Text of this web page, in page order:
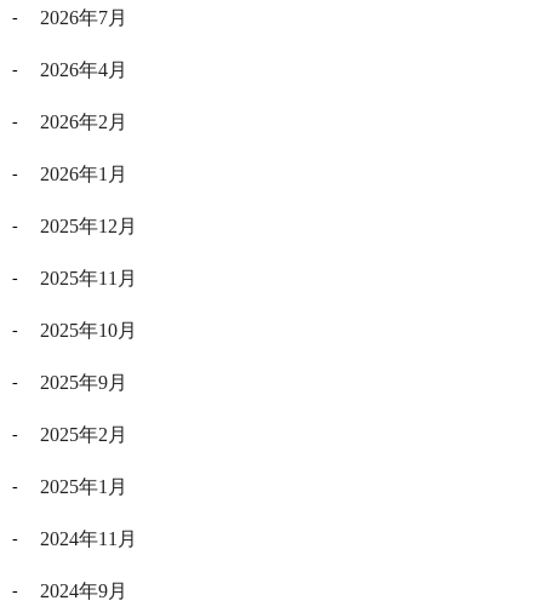
2026年7月
2026年4月
2026年2月
2026年1月
2025年12月
2025年11月
2025年10月
2025年9月
2025年2月
2025年1月
2024年11月
2024年9月